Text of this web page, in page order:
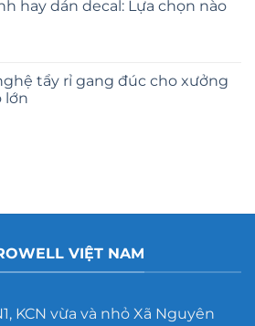
hay dán decal: Lựa chọn nào
tẩy rỉ gang đúc cho xưởng
lớn
VIỆT NAM
KCN vừa và nhỏ Xã Nguyên